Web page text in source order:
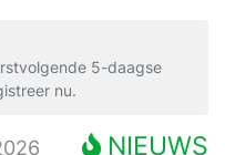
5-daagse
nu.
NIEUWS